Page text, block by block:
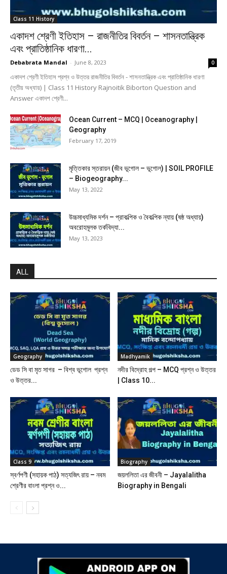
Class 11 History
একাদশ শ্রেণী ইতিহাস – রাজনীতির বিবর্তন – শাসনতান্ত্রিক
এবং প্রাতিষ্ঠানিক ধারণা...
Debabrata Mandal - June 8, 2023 0
একাদশ শ্রেণী ইতিহাস প্রশ্ন ও উত্তর রাজনীতির বিবর্তন - শাসনতান্ত্রিক এবং প্রাতিষ্ঠানিক ধারণা
(তৃতীয় অধ্যায়) | Class 11 History Rajnoitik Biborton Question and
Answer একাদশ শ্রেণী...
Ocean Current – MCQ | Oceanography |
Geography
February 17, 2019
মৃত্তিকার স্তরায়ন (জীব ভূগোল – ভূগোল) | SOIL PROFILE
– Biogeography...
May 13, 2022
উচ্চমাধ্যমিক দর্শন – প্রাকল্পিক ও বৈকল্পিক ন্যায় (ষষ্ঠ অধ্যায়)
অবরোহমূলক তর্কবিদ্যা...
May 13, 2023
ALL
Geography
ডেড সি বা মৃত সাগর – বিশ্ব ভূগোল প্রশ্ন
ও উত্তর...
Madhyamik
নদীর বিদ্রোহ গল্প – MCQ প্রশ্ন ও উত্তর
| Class 10...
Class 9
স্বর্ণপণী (সহায়ক পাঠ) সত্যজিৎ রায় – নবম
শ্রেণীর বাংলা প্রশ্ন ও...
Biography
জয়ললিতা এর জীবনী – Jayalalitha
Biography in Bengali